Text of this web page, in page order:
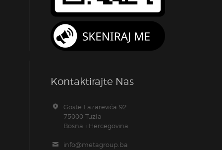
Kontaktirajte Nas
Goste Lazarevića 92
75000 Tuzla
Bosna i Hercegovina
info@metagroup.ba